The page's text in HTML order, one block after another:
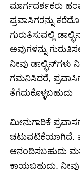
ಮಾರ್ಗದರ್ಶಕರು
ಪ್ರವಾಸಿಗರನ್ನು
ಗುರುತಿಸುವಲ್ಲಿ
ಅವುಗಳನ್ನು
ನೀವು ಡಾಲ್ಫಿನ್‌ಗಳು
ಗಮನಿಸಿದರೆ,
ತೆಗೆದುಕೊಳ್ಳಬಹುದು
ಮೀನುಗಾರಿಕೆ
ಚಟುವಟಿಕೆಯಾಗಿದೆ.
ಆನಂದಿಸಬಹುದು
ಕಾಯಬಹುದು.